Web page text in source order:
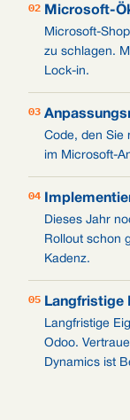
02 Microsoft-
Microsoft-
zu schlagen.
Lock-in.
03
Code, den Sie
im Microsoft-
04
Dieses Jahr
Rollout schon
Kadenz.
05 Langfristige
Langfristige
Odoo.
Dynamics ist